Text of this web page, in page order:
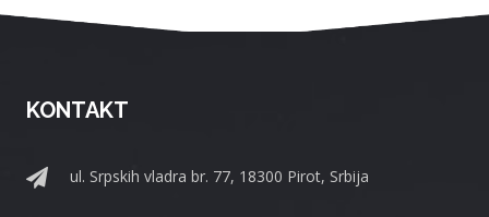
KONTAKT
ul. Srpskih vladra br. 77, 18300 Pirot, Srbija